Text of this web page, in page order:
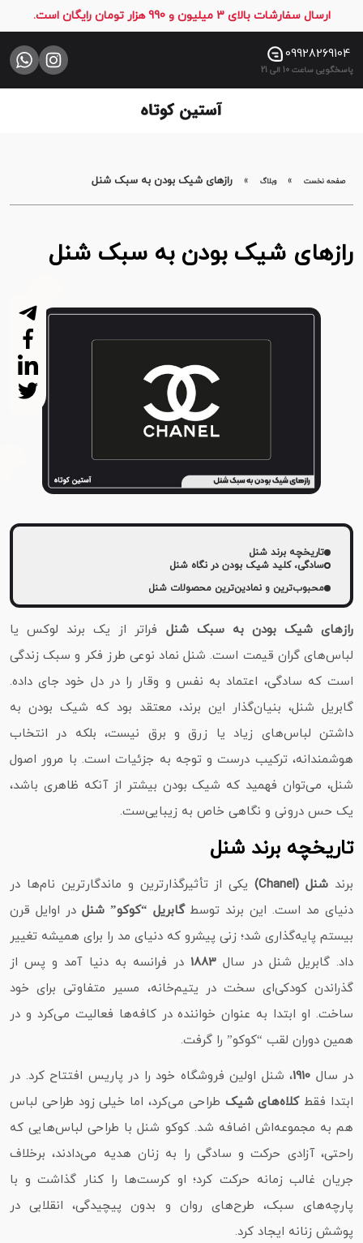
ارسال سفارشات بالای 3 میلیون و 990 هزار تومان رایگان است.
09928269104
پاسخگویی ساعت 10 الی 21
صفحه
نخست
فروشگاه
صفحه نخست » وبلاگ » رازهای شیک بودن به سبک شنل
رازهای شیک بودن به سبک شنل
تاریخچه برند شنل
سادگی، کلید شیک بودن در نگاه شنل
محبوب‌ترین و نمادین‌ترین محصولات شنل
رازهای شیک بودن به سبک شنل فراتر از یک برند لوکس یا
لباس‌های گران‌ قیمت است. شنل نماد نوعی طرز فکر و سبک زندگی
است که سادگی، اعتماد‌ به‌ نفس و وقار را در دل خود جای داده.
گابریل شنل، بنیان‌گذار این برند، معتقد بود که شیک بودن به
داشتن لباس‌های زیاد یا زرق و برق نیست، بلکه در انتخاب
هوشمندانه، ترکیب درست و توجه به جزئیات است. با مرور اصول
شنل، می‌توان فهمید که شیک بودن بیشتر از آنکه ظاهری باشد،
یک حس درونی و نگاهی خاص به زیبایی‌ست.
تاریخچه برند شنل
برند شنل (Chanel)
یکی از تأثیرگذارترین و ماندگارترین نام‌ها در
دنیای مد است. این برند توسطگابریل “کوکو” شنل در اوایل قرن
بیستم پایه‌گذاری شد؛ زنی پیشرو که دنیای مد را برای همیشه تغییر
داد. گابریل شنل در سال 1883 در فرانسه به دنیا آمد و پس از
گذراندن کودکی‌ای سخت در یتیم‌خانه، مسیر متفاوتی برای خود
ساخت. او ابتدا به عنوان خواننده در کافه‌ها فعالیت می‌کرد و در
همین دوران لقب “کوکو” را گرفت.
در سال 1910، شنل اولین فروشگاه خود را در پاریس افتتاح کرد. در
ابتدا فقطکلاه‌های شیک طراحی می‌کرد، اما خیلی زود طراحی لباس
هم به مجموعه‌اش اضافه شد. کوکو شنل با طراحی لباس‌هایی که
راحتی، آزادی حرکت و سادگی را به زنان هدیه می‌دادند، برخلاف
جریان غالب زمانه حرکت کرد؛ او کرست‌ها را کنار گذاشت و با
پارچه‌های سبک، طرح‌های روان و بدون پیچیدگی، انقلابی در
پوشش زنانه ایجاد کرد.